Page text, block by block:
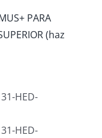
PARA
(haz
HED-
HED-